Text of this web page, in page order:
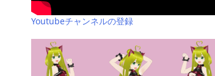
Youtubeチャンネルの登録